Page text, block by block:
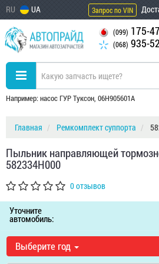
RU UA Запрос по VIN
(099) 175-
(068) 935-
Например: насос ГУР Туксон, 06H905601A
Главная Ремкомплект суппорта
Пыльник направляющей
582334H000
0 отзывов
Уточните
автомобиль:
Выберите год